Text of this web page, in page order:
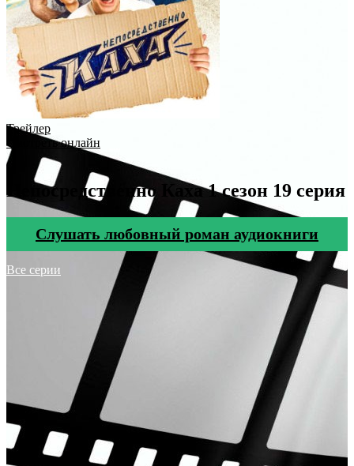
Трейлер
Смотреть онлайн
Непосредственно Каха 1 сезон 19 серия
Cлушать любовный роман аудиокниги
Все серии